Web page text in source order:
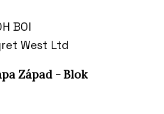
BOI
West Ltd
Západ - Blok